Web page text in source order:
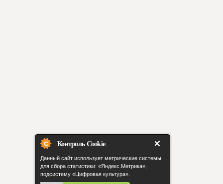
Контроль Cookie
Данный сайт использует метрические системы
для сбора статистики: «Яндекс.Метрика»,
подсистему «Цифровая культура».